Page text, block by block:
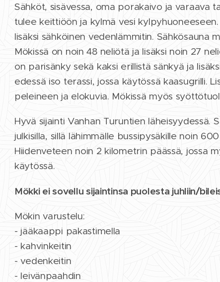
Sähköt, sisävessa, oma porakaivo ja varaava
tulee keittiöön ja kylmä vesi
lisäksi sähköinen vedenlämmitin. Sähkösauna
Mökissä on noin 48 neliötä ja lisäksi noin 27
on parisänky sekä kaksi erillistä sänkyä ja
edessä iso terassi, jossa käytössä kaasugrilli.
peleineen ja elokuvia. Mökissä myös
Hyvä sijainti Vanhan Turuntien läheisyydessä.
julkisilla, sillä lähimmälle bussipysäkille noin
Hiidenveteen noin 2 kilometrin päässä, jossa
käytössä.
Mökki ei sovellu sijaintinsa puolesta juhliin/
Mökin varustelu:
- jääkaappi pakastimella
- kahvinkeitin
- vedenkeitin
- leivänpaahdin